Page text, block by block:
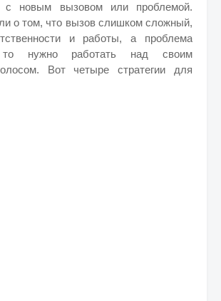
с новым вызовом или проблемой.
о том, что вызов слишком сложный,
и работы, а проблема
то нужно работать над своим
Вот четыре стратегии для